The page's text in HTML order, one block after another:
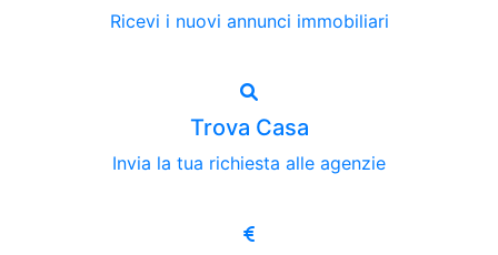
Ricevi i nuovi annunci immobiliari
Trova Casa
Invia la tua richiesta alle agenzie